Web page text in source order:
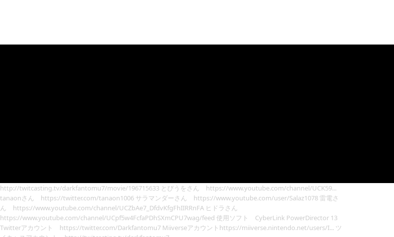
http://twitcasting.tv/darkfantomu7/movie/196715633 とびうをさん https://www.youtube.com/channel/UCK59...
tanaonさん https://twitter.com/tanaon1006 サラマンダーさん https://www.youtube.com/user/Salaz1078 雷電さ
ん https://www.youtube.com/channel/UCZbAe7_DfdvKfgFhIIRRnFA ヒドラさん
https://www.youtube.com/channel/UCpf5w4FcfaPDhSXmCPU7wag/feed 使用ソフト CyberLink PowerDirector 13
Twitterアカウント https://twitter.com/Darkfantomu7 Miiverseアカウントhttps://miiverse.nintendo.net/users/I... ツ